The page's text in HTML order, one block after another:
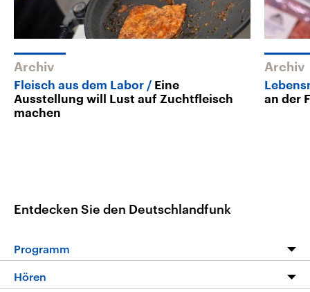
Archiv
Fleisch aus dem Labor
Eine
Ausstellung will Lust auf Zuchtfleisch
machen
Archiv
an der
Entdecken Sie den Deutschlandfunk
Programm
Programm
Hören